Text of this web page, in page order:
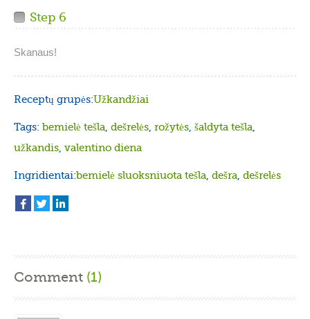
Step 6
Skanaus!
Receptų grupės:Užkandžiai
Tags: bemielė tešla dešrelės rožytės šaldyta tešla
užkandis valentino diena
Ingridientai:bemielė sluoksniuota tešla dešra dešrelės
Comment (1)